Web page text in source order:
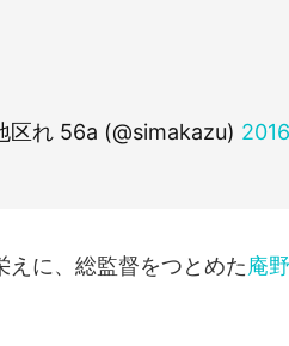
れ 56a (@simakazu)
えに、総監督をつとめた庵